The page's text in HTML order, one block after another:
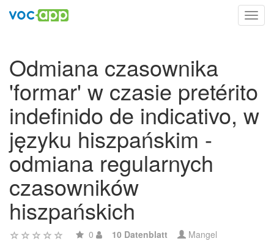
Odmiana czasownika
'formar' w czasie pretérito
indefinido de indicativo, w
języku hiszpańskim -
odmiana regularnych
czasowników
hiszpańskich
0 10 Datenblatt Mangel